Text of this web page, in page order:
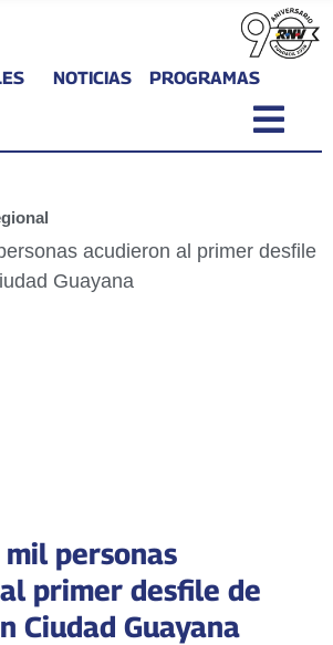
NOTICIAS PROGRAMAS
personas
primer desfile de
Ciudad Guayana